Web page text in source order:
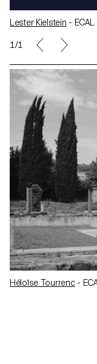
Lester Kielstein - ECAL
1/1